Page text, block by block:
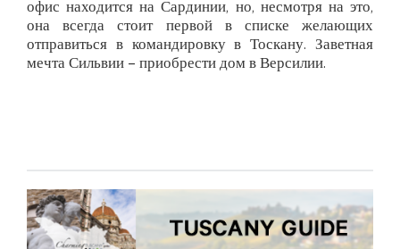
офис находится на Сардинии, но, несмотря на это,
она всегда стоит первой в списке желающих
отправиться в командировку в Тоскану. Заветная
мечта Сильвии – приобрести дом в Версилии.